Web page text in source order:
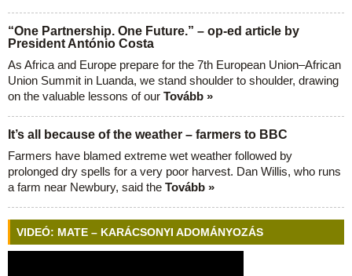
“One Partnership. One Future.” – op-ed article by
President António Costa
As Africa and Europe prepare for the 7th European Union–African
Union Summit in Luanda, we stand shoulder to shoulder, drawing
on the valuable lessons of our Tovább »
It’s all because of the weather – farmers to BBC
Farmers have blamed extreme wet weather followed by
prolonged dry spells for a very poor harvest. Dan Willis, who runs
a farm near Newbury, said the Tovább »
VIDEÓ: MATE – KARÁCSONYI ADOMÁNYOZÁS